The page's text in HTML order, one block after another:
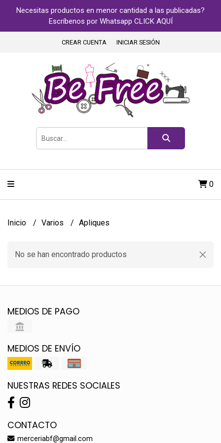
Necesitas productos en menor cantidad a las publicadas?
Escríbenos por Whatsapp CLICK AQUÍ
CREAR CUENTA INICIAR SESIÓN
0
Inicio Varios Apliques
No se han encontrado productos
MEDIOS DE PAGO
MEDIOS DE ENVÍO
NUESTRAS REDES SOCIALES
CONTACTO
merceriabf@gmail.com